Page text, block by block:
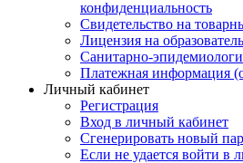
конфиденциальность
Свидетельство на
Лицензия на
Санитарно-
Платежная информация
Личный кабинет
Регистрация
Вход в личный кабинет
Сгенерировать новый
Если не удается войти в